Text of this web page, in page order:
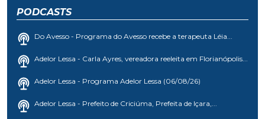
PODCASTS
Do Avesso - Programa do Avesso recebe a terapeuta Léia...
Adelor Lessa - Carla Ayres, vereadora reeleita em Florianópolis...
Adelor Lessa - Programa Adelor Lessa (06/08/26)
Adelor Lessa - Prefeito de Criciúma, Prefeita de Içara,...